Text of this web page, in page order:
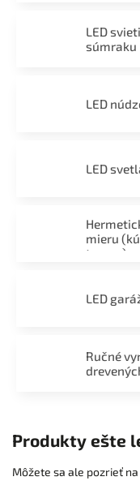
LED
súmraku
LED
LED
mieru
terasa)
LED
Ručné
Produkty ešte
Môžete sa ale pozrieť